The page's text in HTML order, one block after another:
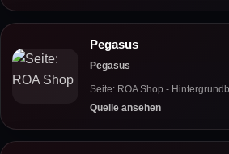
Pegasus
Pegasus
Seite: ROA Shop -
Quelle ansehen